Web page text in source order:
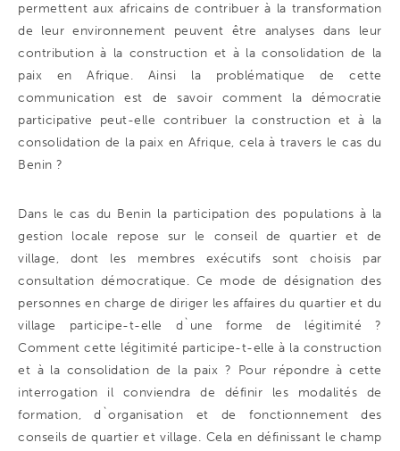
permettent aux africains de contribuer à la transformation
de leur environnement peuvent être analyses dans leur
contribution à la construction et à la consolidation de la
paix en Afrique. Ainsi la problématique de cette
communication est de savoir comment la démocratie
participative peut-elle contribuer la construction et à la
consolidation de la paix en Afrique, cela à travers le cas du
Benin ?
Dans le cas du Benin la participation des populations à la
gestion locale repose sur le conseil de quartier et de
village, dont les membres exécutifs sont choisis par
consultation démocratique. Ce mode de désignation des
personnes en charge de diriger les affaires du quartier et du
village participe-t-elle d`une forme de légitimité ?
Comment cette légitimité participe-t-elle à la construction
et à la consolidation de la paix ? Pour répondre à cette
interrogation il conviendra de définir les modalités de
formation, d`organisation et de fonctionnement des
conseils de quartier et village. Cela en définissant le champ